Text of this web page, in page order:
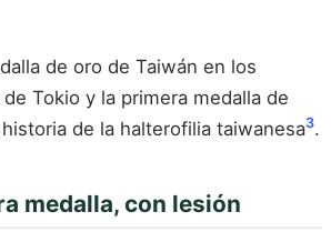
de oro de Taiwán en los
Tokio y la primera medalla de
de la halterofilia taiwanesa3.
medalla, con lesión